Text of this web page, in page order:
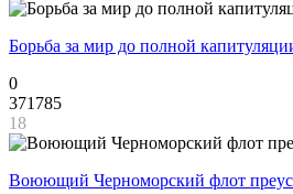
Борьба за мир до полной
0
371785
18
Воюющий Черноморский флот